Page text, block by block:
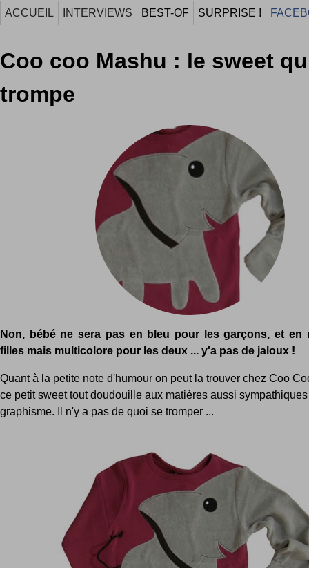
ACCUEIL INTERVIEWS BEST-OF SURPRISE !
Coo coo Mashu : le sweet
trompe
Non, bébé ne sera pas en bleu pour les garçons, et en
filles mais multicolore pour les deux ... y'a pas de jaloux !
Quant à la petite note d'humour on peut la trouver chez Coo
ce petit sweet tout doudouille aux matières aussi
graphisme. Il n'y a pas de quoi se tromper ...